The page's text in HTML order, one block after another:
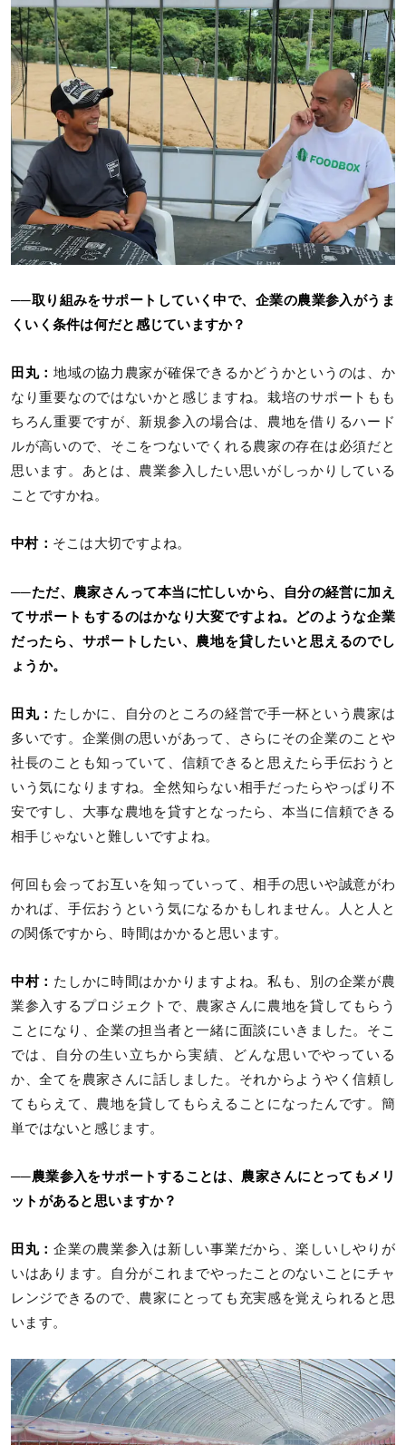
──取り組みをサポートしていく中で、企業の農業参入がうま
くいく条件は何だと感じていますか？
田丸：地域の協力農家が確保できるかどうかというのは、か
なり重要なのではないかと感じますね。栽培のサポートもも
ちろん重要ですが、新規参入の場合は、農地を借りるハード
ルが高いので、そこをつないでくれる農家の存在は必須だと
思います。あとは、農業参入したい思いがしっかりしている
ことですかね。
中村： そこは大切ですよね。
──ただ、農家さんって本当に忙しいから、自分の経営に加え
てサポートもするのはかなり大変ですよね。どのような企業
だったら、サポートしたい、農地を貸したいと思えるのでし
ょうか。
田丸： たしかに、自分のところの経営で手一杯という農家は
多いです。企業側の思いがあって、さらにその企業のことや
社長のことも知っていて、信頼できると思えたら手伝おうと
いう気になりますね。全然知らない相手だったらやっぱり不
安ですし、大事な農地を貸すとなったら、本当に信頼できる
相手じゃないと難しいですよね。
何回も会ってお互いを知っていって、相手の思いや誠意がわ
かれば、手伝おうという気になるかもしれません。人と人と
の関係ですから、時間はかかると思います。
中村： たしかに時間はかかりますよね。私も、別の企業が農
業参入するプロジェクトで、農家さんに農地を貸してもらう
ことになり、企業の担当者と一緒に面談にいきました。そこ
では、自分の生い立ちから実績、どんな思いでやっている
か、全てを農家さんに話しました。それからようやく信頼し
てもらえて、農地を貸してもらえることになったんです。簡
単ではないと感じます。
──農業参入をサポートすることは、農家さんにとってもメリ
ットがあると思いますか？
田丸：企業の農業参入は新しい事業だから、楽しいしやりが
いはあります。自分がこれまでやったことのないことにチャ
レンジできるので、農家にとっても充実感を覚えられると思
います。